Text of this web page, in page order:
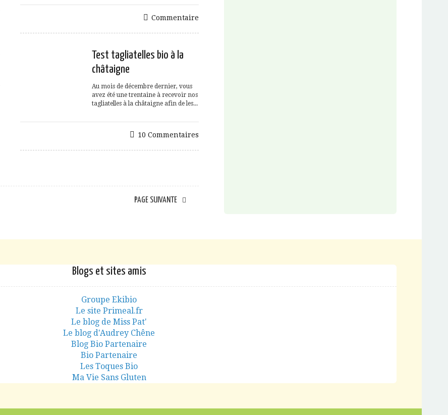
Commentaire
Test tagliatelles bio à la
châtaigne
Au mois de décembre dernier, vous
avez été une trentaine à recevoir nos
tagliatelles à la châtaigne afin de les...
10 Commentaires
PAGE SUIVANTE
Blogs et sites amis
Groupe Ekibio
Le site Primeal.fr
Le blog de Miss Pat'
Le blog d'Audrey Chêne
Blog Bio Partenaire
Bio Partenaire
Les Toques Bio
Ma Vie Sans Gluten